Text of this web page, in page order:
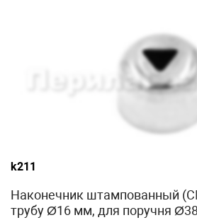
k211
Наконечник штампованный
трубу Ø16 мм, для поручня